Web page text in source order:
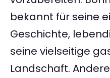
bekannt für seine
Geschichte,
seine vielseitige
Landschaft.